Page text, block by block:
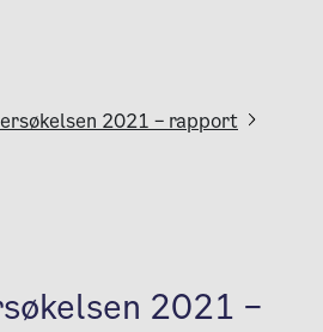
2021 – rapport
2021 –